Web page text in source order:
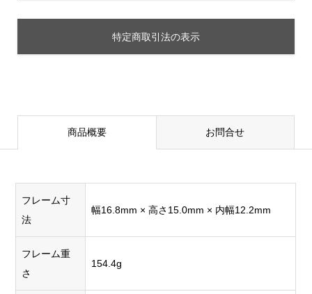
特定商取引法の表示
商品概要 お問合せ
フレーム寸
法
幅16.8mm × 高さ15.0mm × 内幅12.2mm
フレーム重
さ
154.4g